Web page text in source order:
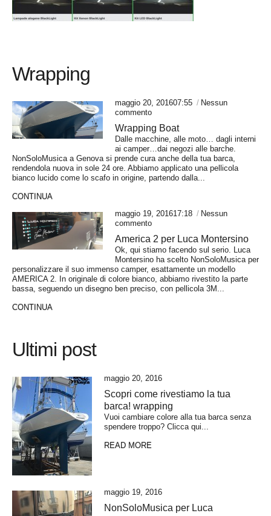
Wrapping
maggio 20, 201607:55
Nessun
commento
Wrapping Boat
Dalle macchine, alle moto… dagli interni
ai camper…dai negozi alle barche.
NonSoloMusica a Genova si prende cura anche della tua barca,
rendendola nuova in sole 24 ore. Abbiamo applicato una pellicola
bianco lucido come lo scafo in origine, partendo dalla...
CONTINUA
maggio 19, 201617:18
Nessun
commento
America 2 per Luca Montersino
Ok, qui stiamo facendo sul serio. Luca
Montersino ha scelto NonSoloMusica per
personalizzare il suo immenso camper, esattamente un modello
AMERICA 2. In originale di colore bianco, abbiamo rivestito la parte
bassa, seguendo un disegno ben preciso, con pellicola 3M...
CONTINUA
Ultimi post
maggio 20, 2016
Scopri come rivestiamo la tua
barca! wrapping
Vuoi cambiare colore alla tua barca senza
spendere troppo? Clicca qui...
READ MORE
maggio 19, 2016
NonSoloMusica per Luca